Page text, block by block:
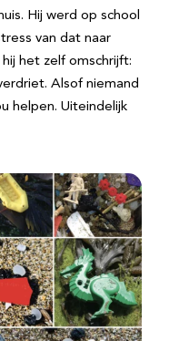
Hij werd op school
van dat naar
het zelf omschrijft:
Alsof niemand
helpen. Uiteindelijk